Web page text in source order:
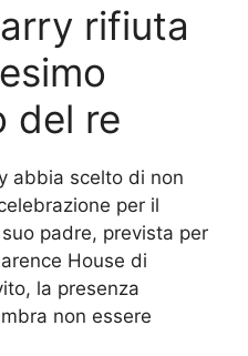
rifiuta
del re
abbia scelto di non
per il
padre, prevista per
House di
la presenza
non essere